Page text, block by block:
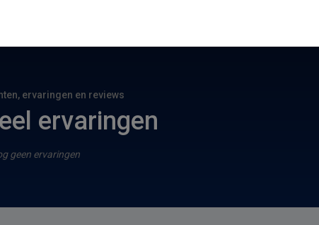
ervaringen en reviews
ervaringen
geen ervaringen